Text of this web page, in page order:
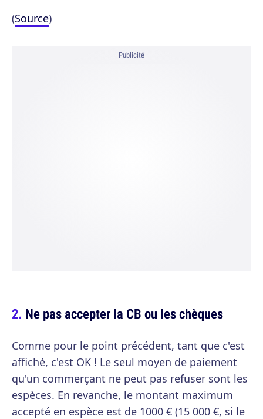
(Source)
Publicité
Ne pas accepter la CB ou les chèques
Comme pour le point précédent, tant que c'est
affiché, c'est OK ! Le seul moyen de paiement
qu'un commerçant ne peut pas refuser sont les
espèces. En revanche, le montant maximum
accepté en espèce est de 1000 € (15 000 €, si le